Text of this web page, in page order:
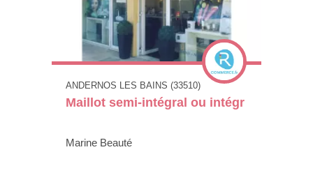
ANDERNOS LES BAINS (33510)
Maillot semi-intégral ou intégr
Marine Beauté